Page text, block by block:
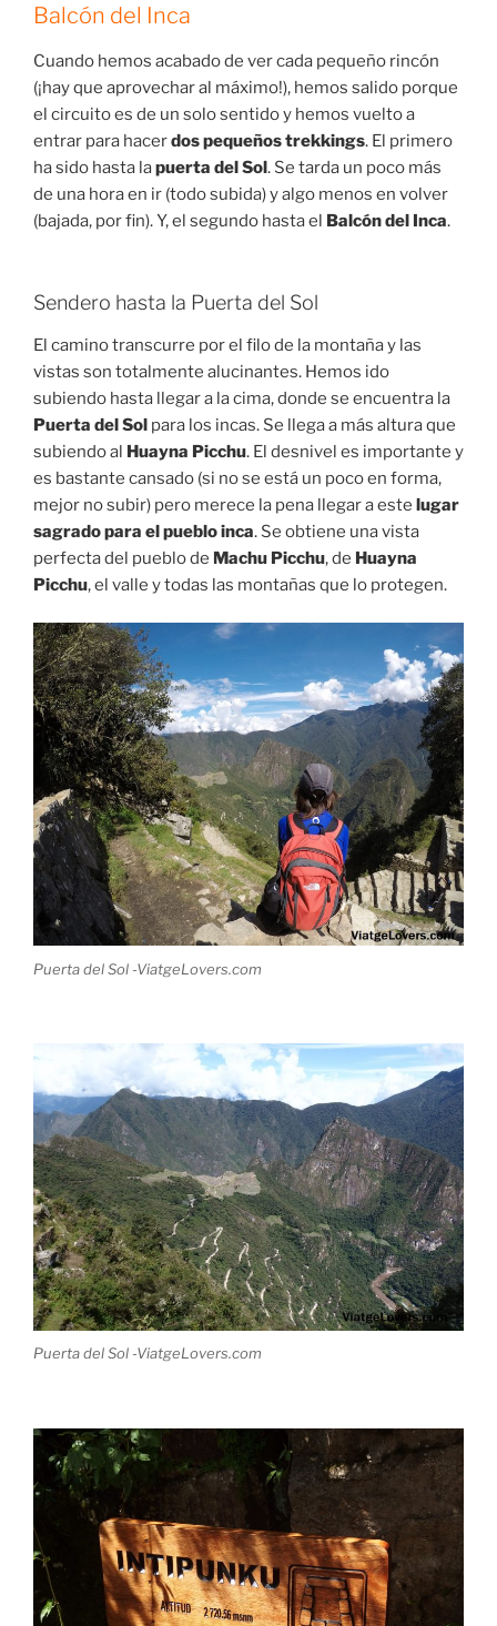
Balcón del Inca
Cuando hemos acabado de ver cada pequeño rincón
(¡hay que aprovechar al máximo!), hemos salido porque
el circuito es de un solo sentido y hemos vuelto a
entrar para hacerdos pequeños trekkings. El primero
ha sido hasta lapuerta del Sol. Se tarda un poco más
de una hora en ir (todo subida) y algo menos en volver
(bajada, por fin). Y, el segundo hasta el Balcón del Inca.
Sendero hasta la Puerta del Sol
El camino transcurre por el filo de la montaña y las
vistas son totalmente alucinantes. Hemos ido
subiendo hasta llegar a la cima, donde se encuentra la
Puerta del Sol para los incas. Se llega a más altura que
subiendo al Huayna Picchu. El desnivel es importante y
es bastante cansado (si no se está un poco en forma,
mejor no subir) pero merece la pena llegar a este lugar
sagrado para el pueblo inca. Se obtiene una vista
perfecta del pueblo de Machu Picchu, de Huayna
Picchu, el valle y todas las montañas que lo protegen.
Puerta del Sol -ViatgeLovers.com
Puerta del Sol -ViatgeLovers.com